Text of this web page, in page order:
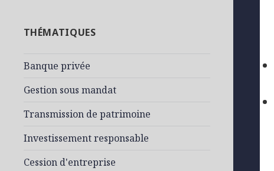
THÉMATIQUES
Banque privée
Gestion sous mandat
Transmission de patrimoine
Investissement responsable
Cession d'entreprise